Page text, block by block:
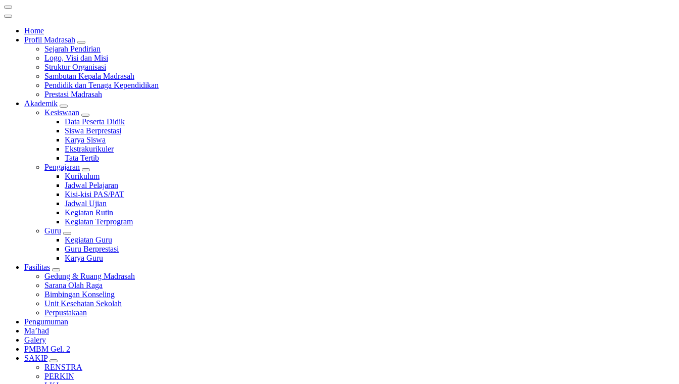
Home
Profil Madrasah
Sejarah Pendirian
Logo, Visi dan Misi
Struktur Organisasi
Sambutan Kepala Madrasah
Pendidik dan Tenaga Kependidikan
Prestasi Madrasah
Akademik
Kesiswaan
Data Peserta Didik
Siswa Berprestasi
Karya Siswa
Ekstrakurikuler
Tata Tertib
Pengajaran
Kurikulum
Jadwal Pelajaran
Kisi-kisi PAS/PAT
Jadwal Ujian
Kegiatan Rutin
Kegiatan Terprogram
Guru
Kegiatan Guru
Guru Berprestasi
Karya Guru
Fasilitas
Gedung & Ruang Madrasah
Sarana Olah Raga
Bimbingan Konseling
Unit Kesehatan Sekolah
Perpustakaan
Pengumuman
Ma’had
Galery
PMBM Gel. 2
SAKIP
RENSTRA
PERKIN